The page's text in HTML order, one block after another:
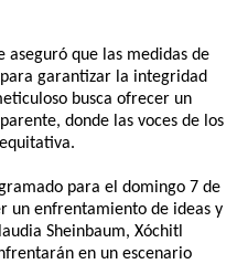
aseguró que las medidas de
garantizar la integridad
busca ofrecer un
donde las voces de los
para el domingo 7 de
un enfrentamiento de ideas y
Sheinbaum, Xóchitl
en un escenario